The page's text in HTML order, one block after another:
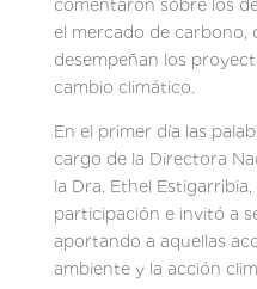
comentaron sobre los
el mercado de carbono,
desempeñan los
cambio climático.
En el primer día las
cargo de la Directora
la Dra. Ethel
participación e invitó a
aportando a aquellas
ambiente y la acción